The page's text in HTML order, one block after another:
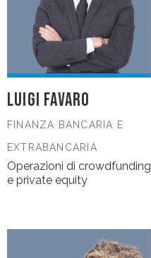
LUIGI FAVARO
FINANZA BANCARIA E
EXTRABANCARIA
Operazioni di crowdfunding
e private equity